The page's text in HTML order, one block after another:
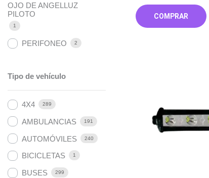
OJO DE ANGELLUZ
PILOTO
1
PERIFONEO 2
Tipo de vehículo
4X4 289
AMBULANCIAS 191
AUTOMÓVILES 240
BICICLETAS 1
BUSES 299
COMPRAR